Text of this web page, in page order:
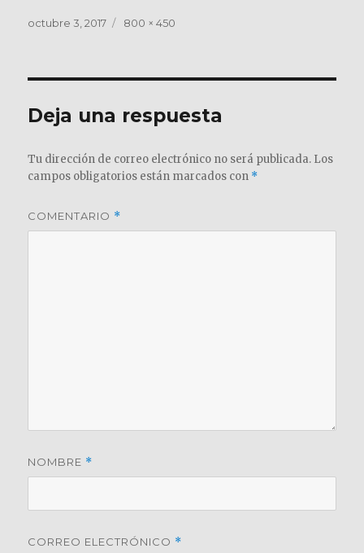
Publicado
octubre 3, 2017
Tamaño
800 × 450
Deja una respuesta
Tu dirección de correo electrónico no será publicada. Los
campos obligatorios están marcados con *
COMENTARIO *
NOMBRE *
CORREO ELECTRÓNICO *